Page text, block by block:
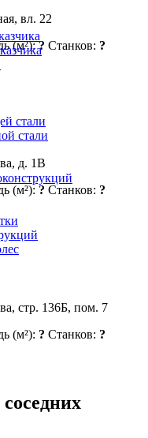
стали
стали
вл. 22
(м²):? Станков: ?
д. 1В
(м²): ? Станков: ?
стр. 136Б, пом. 7
(м²): ? Станков: ?